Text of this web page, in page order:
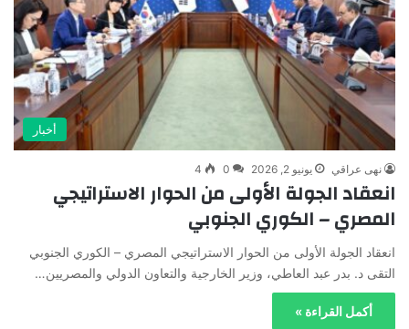
أخبار
نهى عراقي يونيو 2, 2026 0
4
انعقاد الجولة الأولى من الحوار الاستراتيجي
المصري – الكوري الجنوبي
انعقاد الجولة الأولى من الحوار الاستراتيجي المصري – الكوري الجنوبي
التقى د. بدر عبد العاطي، وزير الخارجية والتعاون الدولي والمصريين…
أكمل القراءة »